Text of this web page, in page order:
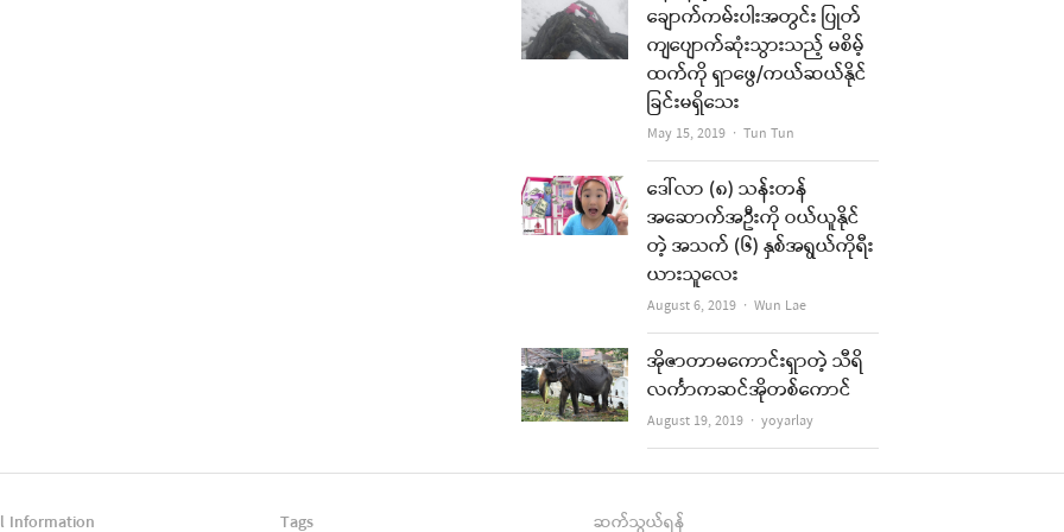
ချောက်ကမ်းပါးအတွင်း ပြုတ်
ကျပျောက်ဆုံးသွားသည့် မစိမ့်
ထက်ကို ရှာဖွေ/ကယ်ဆယ်နိုင်
ခြင်းမရှိသေး
May 15, 2019 Author
Tun Tun
ဒေါ်လာ (၈) သန်းတန်
အဆောက်အဦးကို ဝယ်ယူနိုင်
တဲ့ အသက် (၆) နှစ်အရွယ်ကိုရီး
ယားသူလေး
August 6, 2019 Author
Wun Lae
အိုဇာတာမကောင်းရှာတဲ့ သီရိ
လင်္ကာကဆင်အိုတစ်ကောင်
August 19, 2019 Author
yoyarlay
Information Tags ဆက်သွယ်ရန်